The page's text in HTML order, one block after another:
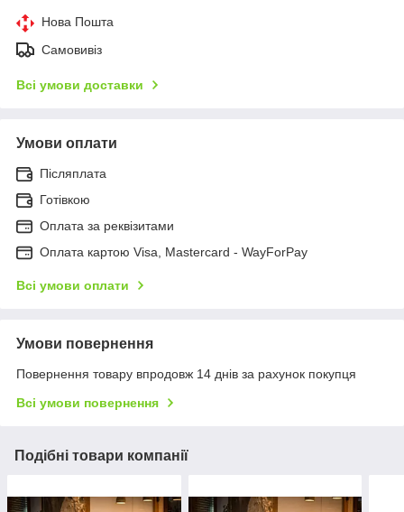
Нова Пошта
Самовивіз
Всі умови доставки
Умови оплати
Післяплата
Готівкою
Оплата за реквізитами
Оплата картою Visa, Mastercard - WayForPay
Всі умови оплати
Умови повернення
Повернення товару впродовж 14 днів за рахунок покупця
Всі умови повернення
Подібні товари компанії